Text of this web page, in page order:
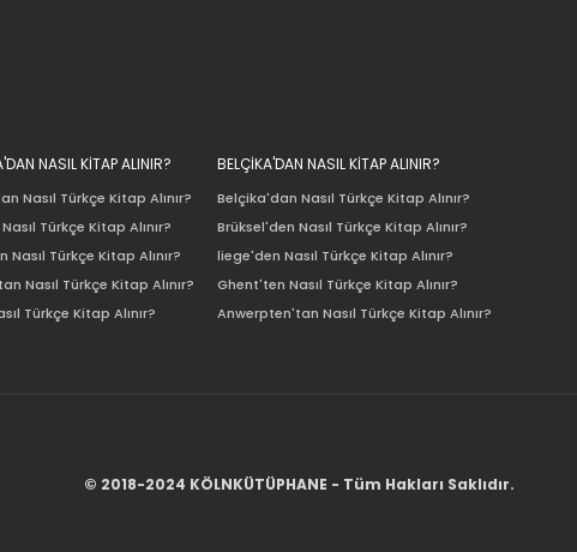
NASIL KİTAP ALINIR?
Nasıl Türkçe Kitap Alınır?
Türkçe Kitap Alınır?
Türkçe Kitap Alınır?
Nasıl Türkçe Kitap Alınır?
Türkçe Kitap Alınır?
BELÇİKA'DAN NASIL KİTAP ALINIR?
Belçika'dan Nasıl Türkçe Kitap Alınır?
Brüksel'den Nasıl Türkçe Kitap Alınır?
liege'den Nasıl Türkçe Kitap Alınır?
Ghent'ten Nasıl Türkçe Kitap Alınır?
Anwerpten'tan Nasıl Türkçe Kitap Alınır?
© 2018-2024 KÖLNKÜTÜPHANE - Tüm Hakları Saklıdır.